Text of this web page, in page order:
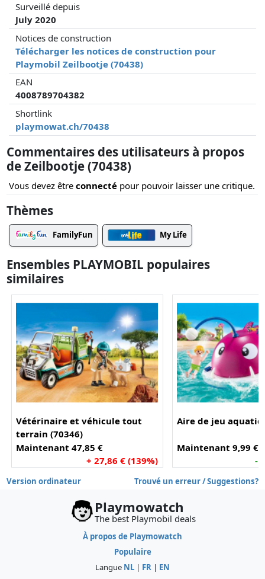
Surveillé depuis
July 2020
Notices de construction
Télécharger les notices de construction pour
Playmobil Zeilbootje (70438)
EAN
4008789704382
Shortlink
playmowat.ch/70438
Commentaires des utilisateurs à propos
de Zeilbootje (70438)
Vous devez être connecté pour pouvoir laisser une critique.
Thèmes
FamilyFun My Life
Ensembles PLAYMOBIL populaires
similaires
Vétérinaire et véhicule tout
terrain (70346)
Maintenant 47,85 €
+ 27,86 € (139%)
Aire de jeu
Maintenant 9,99 €
-
Version ordinateur Trouvé un erreur / Suggestions?
Playmowatch
The best Playmobil deals
À propos de Playmowatch
Populaire
Langue NL | FR | EN